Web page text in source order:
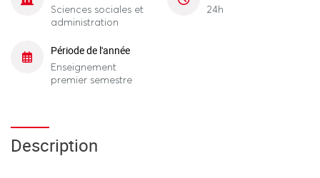
Sciences sociales et
administration
24h
Période de l'année
Enseignement
premier semestre
Description